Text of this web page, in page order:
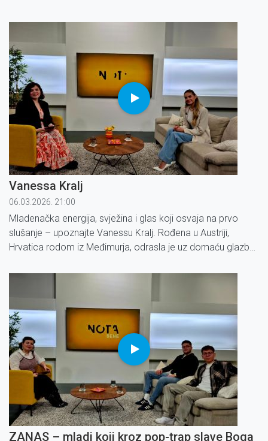
Vanessa Kralj
06.03.2026. 21:00
Mladenačka energija, svježina i glas koji osvaja na prvo
slušanje – upoznajte Vanessu Kralj. Rođena u Austriji,
Hrvatica rodom iz Međimurja, odrasla je uz domaću glazbu
srce povelo.
ZANAS – mladi koji kroz pop-trap slave Boga